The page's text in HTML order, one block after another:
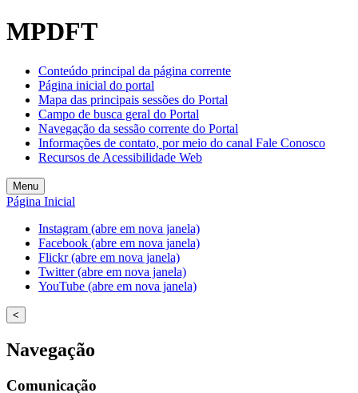
MPDFT
Conteúdo principal da página corrente
Página inicial do portal
Mapa das principais sessões do Portal
Campo de busca geral do Portal
Navegação da sessão corrente do Portal
Informações de contato, por meio do canal Fale Conosco
Recursos de Acessibilidade Web
Menu
Página Inicial
Instagram (abre em nova janela)
Facebook (abre em nova janela)
Flickr (abre em nova janela)
Twitter (abre em nova janela)
YouTube (abre em nova janela)
<
Navegação
Comunicação